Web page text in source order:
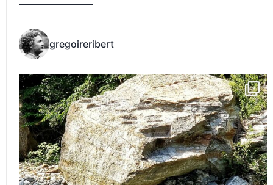
gregoireribert